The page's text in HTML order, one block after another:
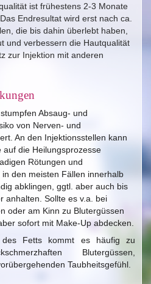
ist frühestens 2-3 Monate
Endresultat wird erst nach ca.
die bis dahin überlebt haben,
und verbessern die Hautqualität
zur Injektion mit anderen
Absaug- und
von Nerven- und
An den Injektionsstellen kann
die Heilungsprozesse
Rötungen und
den meisten Fällen innerhalb
abklingen, ggtl. aber auch bis
anhalten. Sollte es v.a. bei
oder am Kinn zu Blutergüssen
sofort mit Make-Up abdecken.
des Fetts kommt es häufig zu
Blutergüssen,
Taubheitsgefühl